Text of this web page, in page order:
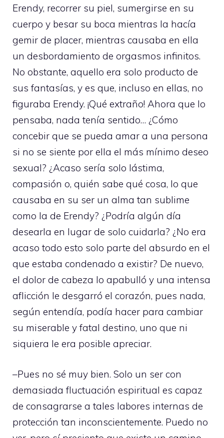
Erendy, recorrer su piel, sumergirse en su
cuerpo y besar su boca mientras la hacía
gemir de placer, mientras causaba en ella
un desbordamiento de orgasmos infinitos.
No obstante, aquello era solo producto de
sus fantasías, y es que, incluso en ellas, no
figuraba Erendy. ¡Qué extraño! Ahora que lo
pensaba, nada tenía sentido… ¿Cómo
concebir que se pueda amar a una persona
si no se siente por ella el más mínimo deseo
sexual? ¿Acaso sería solo lástima,
compasión o, quién sabe qué cosa, lo que
causaba en su ser un alma tan sublime
como la de Erendy? ¿Podría algún día
desearla en lugar de solo cuidarla? ¿No era
acaso todo esto solo parte del absurdo en el
que estaba condenado a existir? De nuevo,
el dolor de cabeza lo apabulló y una intensa
aflicción le desgarró el corazón, pues nada,
según entendía, podía hacer para cambiar
su miserable y fatal destino, uno que ni
siquiera le era posible apreciar.
–Pues no sé muy bien. Solo un ser con
demasiada fluctuación espiritual es capaz
de consagrarse a tales labores internas de
protección tan inconscientemente. Puedo no